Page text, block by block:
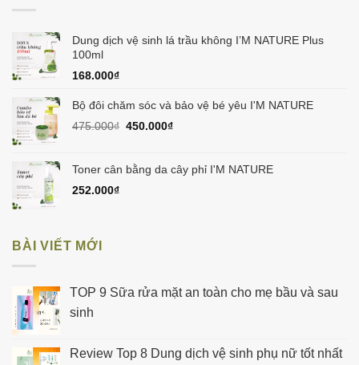
Dung dịch vệ sinh lá trầu không I’M NATURE Plus
100ml
168.000₫
Bộ đôi chăm sóc và bảo vệ bé yêu I'M NATURE
475.000₫ Giá
475.000₫.
450.000₫Giá
là:
Toner cân bằng da cây phỉ I'M NATURE
252.000₫
BÀI VIẾT MỚI
TOP 9 Sữa rửa mặt an toàn cho mẹ bầu và sau
sinh
Review Top 8 Dung dịch vệ sinh phụ nữ tốt nhất